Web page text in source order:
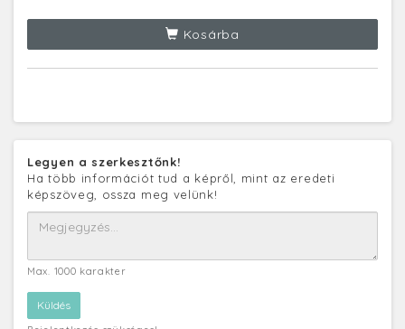
Kosárba
Legyen a szerkesztőnk!
Ha több információt tud a képről, mint az eredeti
képszöveg, ossza meg velünk!
Max. 1000 karakter